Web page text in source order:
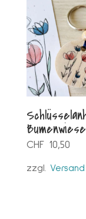
Bumenwiese
CHF10,50
zzgl. Versand